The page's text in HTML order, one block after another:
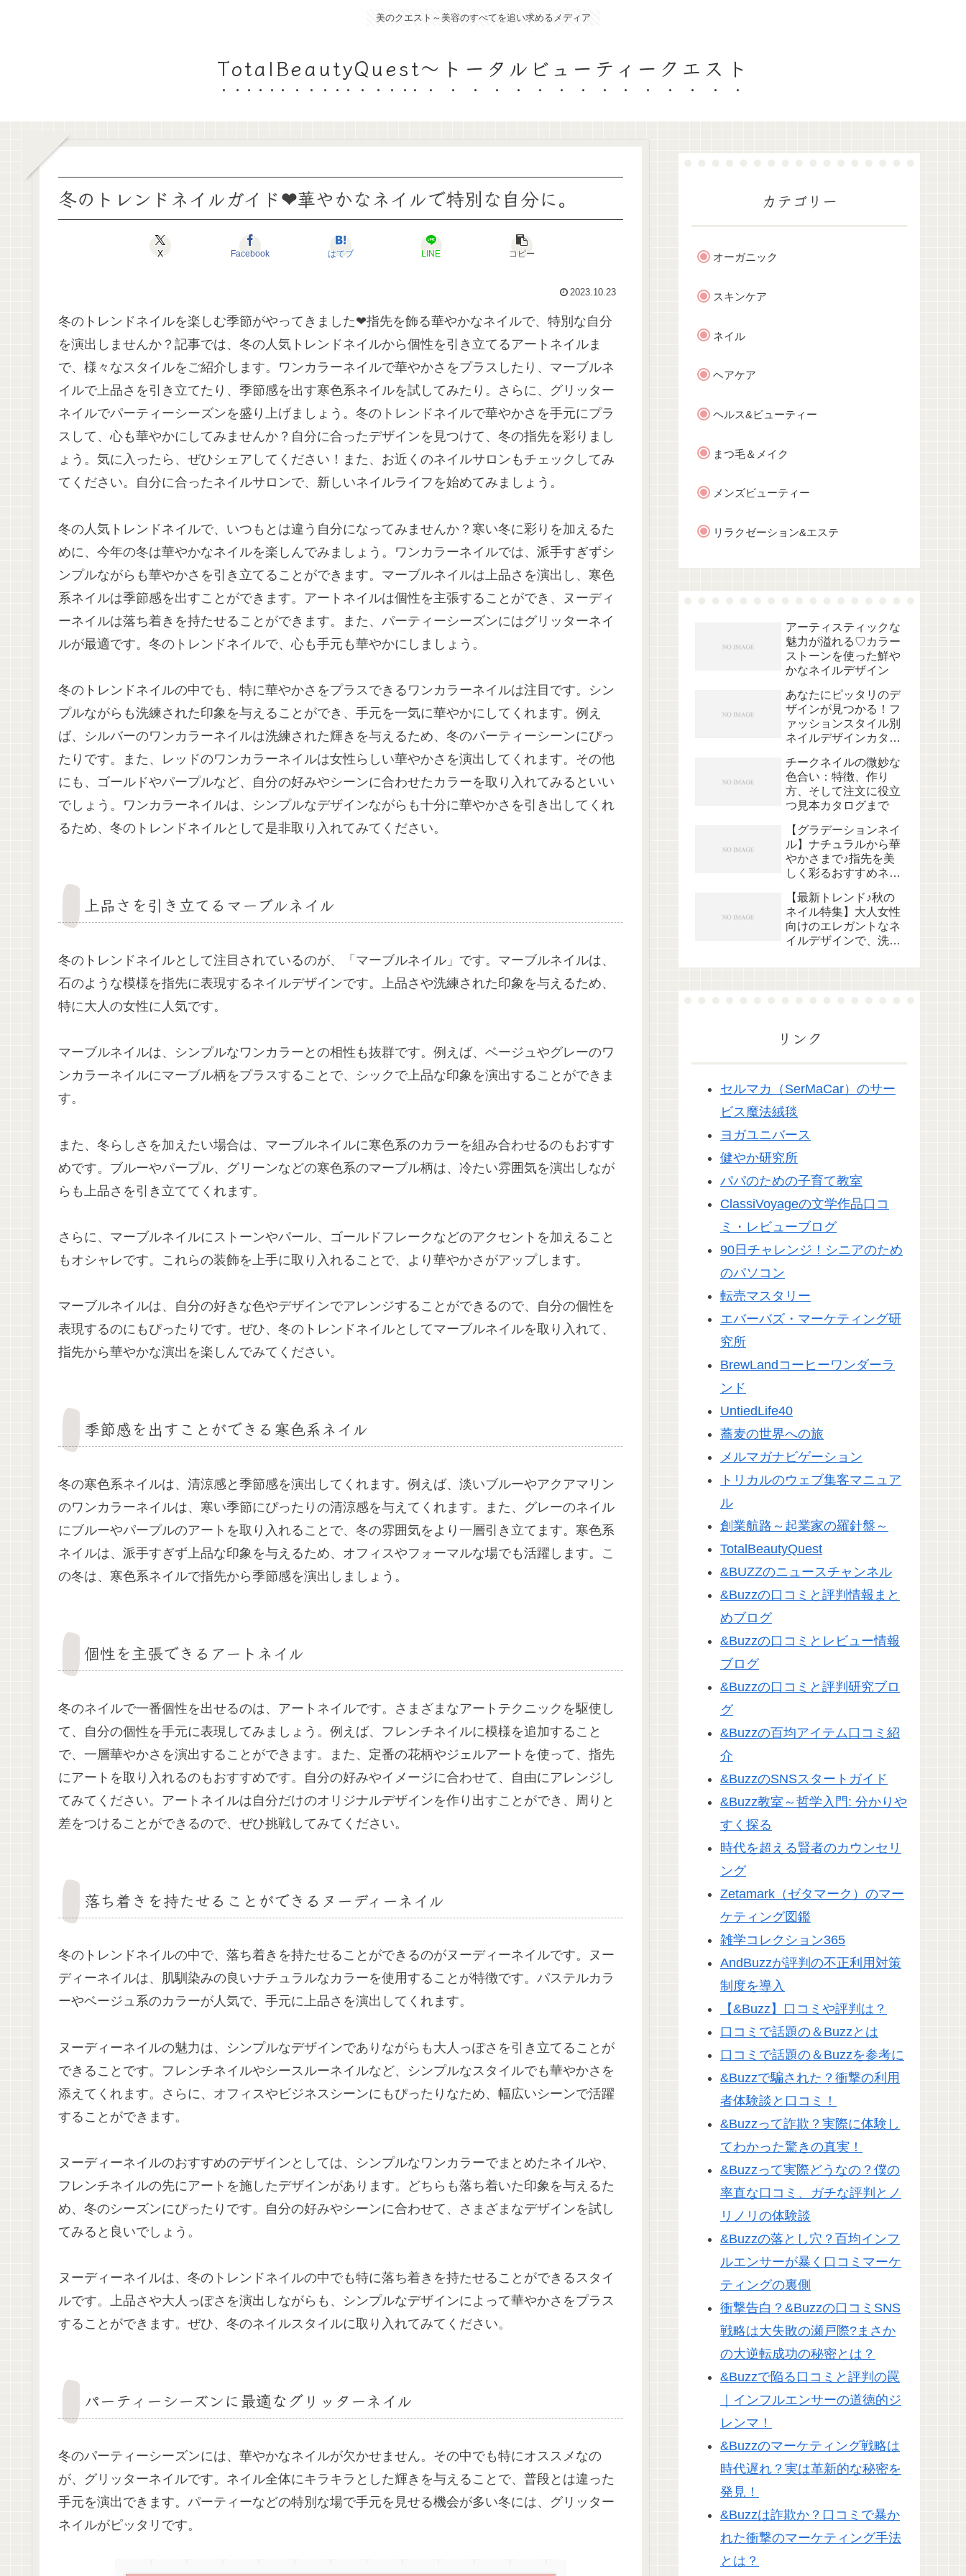
美のクエスト～美容のすべてを追い求めるメディア
TotalBeautyQuest～トータルビューティークエスト
冬のトレンドネイルガイド❤︎華やかなネイルで特別な自分に。
X Facebook はてブ LINE コピー
2023.10.23
冬のトレンドネイルを楽しむ季節がやってきました❤︎指先を飾る華やかなネイルで、特別な自分
を演出しませんか？記事では、冬の人気トレンドネイルから個性を引き立てるアートネイルま
で、様々なスタイルをご紹介します。ワンカラーネイルで華やかさをプラスしたり、マーブルネ
イルで上品さを引き立てたり、季節感を出す寒色系ネイルを試してみたり。さらに、グリッター
ネイルでパーティーシーズンを盛り上げましょう。冬のトレンドネイルで華やかさを手元にプラ
スして、心も華やかにしてみませんか？自分に合ったデザインを見つけて、冬の指先を彩りまし
ょう。気に入ったら、ぜひシェアしてください！また、お近くのネイルサロンもチェックしてみ
てください。自分に合ったネイルサロンで、新しいネイルライフを始めてみましょう。
冬の人気トレンドネイルで、いつもとは違う自分になってみませんか？寒い冬に彩りを加えるた
めに、今年の冬は華やかなネイルを楽しんでみましょう。ワンカラーネイルでは、派手すぎずシ
ンプルながらも華やかさを引き立てることができます。マーブルネイルは上品さを演出し、寒色
系ネイルは季節感を出すことができます。アートネイルは個性を主張することができ、ヌーディ
ーネイルは落ち着きを持たせることができます。また、パーティーシーズンにはグリッターネイ
ルが最適です。冬のトレンドネイルで、心も手元も華やかにしましょう。
冬のトレンドネイルの中でも、特に華やかさをプラスできるワンカラーネイルは注目です。シン
プルながらも洗練された印象を与えることができ、手元を一気に華やかにしてくれます。例え
ば、シルバーのワンカラーネイルは洗練された輝きを与えるため、冬のパーティーシーンにぴっ
たりです。また、レッドのワンカラーネイルは女性らしい華やかさを演出してくれます。その他
にも、ゴールドやパープルなど、自分の好みやシーンに合わせたカラーを取り入れてみるといい
でしょう。ワンカラーネイルは、シンプルなデザインながらも十分に華やかさを引き出してくれ
るため、冬のトレンドネイルとして是非取り入れてみてください。
上品さを引き立てるマーブルネイル
冬のトレンドネイルとして注目されているのが、「マーブルネイル」です。マーブルネイルは、
石のような模様を指先に表現するネイルデザインです。上品さや洗練された印象を与えるため、
特に大人の女性に人気です。
マーブルネイルは、シンプルなワンカラーとの相性も抜群です。例えば、ベージュやグレーのワ
ンカラーネイルにマーブル柄をプラスすることで、シックで上品な印象を演出することができま
す。
また、冬らしさを加えたい場合は、マーブルネイルに寒色系のカラーを組み合わせるのもおすす
めです。ブルーやパープル、グリーンなどの寒色系のマーブル柄は、冷たい雰囲気を演出しなが
らも上品さを引き立ててくれます。
さらに、マーブルネイルにストーンやパール、ゴールドフレークなどのアクセントを加えること
もオシャレです。これらの装飾を上手に取り入れることで、より華やかさがアップします。
マーブルネイルは、自分の好きな色やデザインでアレンジすることができるので、自分の個性を
表現するのにもぴったりです。ぜひ、冬のトレンドネイルとしてマーブルネイルを取り入れて、
指先から華やかな演出を楽しんでみてください。
季節感を出すことができる寒色系ネイル
冬の寒色系ネイルは、清涼感と季節感を演出してくれます。例えば、淡いブルーやアクアマリン
のワンカラーネイルは、寒い季節にぴったりの清涼感を与えてくれます。また、グレーのネイル
にブルーやパープルのアートを取り入れることで、冬の雰囲気をより一層引き立てます。寒色系
ネイルは、派手すぎず上品な印象を与えるため、オフィスやフォーマルな場でも活躍します。こ
の冬は、寒色系ネイルで指先から季節感を演出しましょう。
個性を主張できるアートネイル
冬のネイルで一番個性を出せるのは、アートネイルです。さまざまなアートテクニックを駆使し
て、自分の個性を手元に表現してみましょう。例えば、フレンチネイルに模様を追加すること
で、一層華やかさを演出することができます。また、定番の花柄やジェルアートを使って、指先
にアートを取り入れるのもおすすめです。自分の好みやイメージに合わせて、自由にアレンジし
てみてください。アートネイルは自分だけのオリジナルデザインを作り出すことができ、周りと
差をつけることができるので、ぜひ挑戦してみてください。
落ち着きを持たせることができるヌーディーネイル
冬のトレンドネイルの中で、落ち着きを持たせることができるのがヌーディーネイルです。ヌー
ディーネイルは、肌馴染みの良いナチュラルなカラーを使用することが特徴です。パステルカラ
ーやベージュ系のカラーが人気で、手元に上品さを演出してくれます。
ヌーディーネイルの魅力は、シンプルなデザインでありながらも大人っぽさを引き立てることが
できることです。フレンチネイルやシースルーネイルなど、シンプルなスタイルでも華やかさを
添えてくれます。さらに、オフィスやビジネスシーンにもぴったりなため、幅広いシーンで活躍
することができます。
ヌーディーネイルのおすすめのデザインとしては、シンプルなワンカラーでまとめたネイルや、
フレンチネイルの先にアートを施したデザインがあります。どちらも落ち着いた印象を与えるた
め、冬のシーズンにぴったりです。自分の好みやシーンに合わせて、さまざまなデザインを試し
てみると良いでしょう。
ヌーディーネイルは、冬のトレンドネイルの中でも特に落ち着きを持たせることができるスタイ
ルです。上品さや大人っぽさを演出しながらも、シンプルなデザインによって華やかさをプラス
することができます。ぜひ、冬のネイルスタイルに取り入れてみてください。
パーティーシーズンに最適なグリッターネイル
冬のパーティーシーズンには、華やかなネイルが欠かせません。その中でも特にオススメなの
が、グリッターネイルです。ネイル全体にキラキラとした輝きを与えることで、普段とは違った
手元を演出できます。パーティーなどの特別な場で手元を見せる機会が多い冬には、グリッター
ネイルがピッタリです。
カテゴリー
オーガニック
スキンケア
ネイル
ヘアケア
ヘルス&ビューティー
まつ毛＆メイク
メンズビューティー
リラクゼーション&エステ
アーティスティックな
魅力が溢れる♡カラー
ストーンを使った鮮や
かなネイルデザイン
あなたにピッタリのデ
ザインが見つかる！フ
ァッションスタイル別
ネイルデザインカタロ
チークネイルの微妙な
色合い：特徴、作り
方、そして注文に役立
つ見本カタログまで
【グラデーションネイ
ル】ナチュラルから華
やかさまで♪指先を美
しく彩るおすすめネイ
【最新トレンド♪秋の
ネイル特集】大人女性
向けのエレガントなネ
イルデザインで、洗練
リンク
セルマカ（SerMaCar）のサー
ビス魔法絨毯
ヨガユニバース
健やか研究所
パパのための子育て教室
ClassiVoyageの文学作品口コ
ミ・レビューブログ
90日チャレンジ！シニアのため
のパソコン
転売マスタリー
エバーバズ・マーケティング研
究所
BrewLandコーヒーワンダーラ
ンド
UntiedLife40
蕎麦の世界への旅
メルマガナビゲーション
トリカルのウェブ集客マニュア
ル
創業航路～起業家の羅針盤～
TotalBeautyQuest
&BUZZのニュースチャンネル
&Buzzの口コミと評判情報まと
めブログ
&Buzzの口コミとレビュー情報
ブログ
&Buzzの口コミと評判研究ブロ
グ
&Buzzの百均アイテム口コミ紹
介
&BuzzのSNSスタートガイド
&Buzz教室～哲学入門: 分かりや
すく探る
時代を超える賢者のカウンセリ
ング
Zetamark（ゼタマーク）のマー
ケティング図鑑
雑学コレクション365
AndBuzzが評判の不正利用対策
制度を導入
【&Buzz】口コミや評判は？
口コミで話題の＆Buzzとは
口コミで話題の＆Buzzを参考に
&Buzzで騙された？衝撃の利用
者体験談と口コミ！
&Buzzって詐欺？実際に体験し
てわかった驚きの真実！
&Buzzって実際どうなの？僕の
率直な口コミ、ガチな評判とノ
リノリの体験談
&Buzzの落とし穴？百均インフ
ルエンサーが暴く口コミマーケ
ティングの裏側
衝撃告白？&Buzzの口コミSNS
戦略は大失敗の瀬戸際?まさか
の大逆転成功の秘密とは？
&Buzzで陥る口コミと評判の罠
｜インフルエンサーの道徳的ジ
レンマ！
&Buzzのマーケティング戦略は
時代遅れ？実は革新的な秘密を
発見！
&Buzzは詐欺か？口コミで暴か
れた衝撃のマーケティング手法
とは？